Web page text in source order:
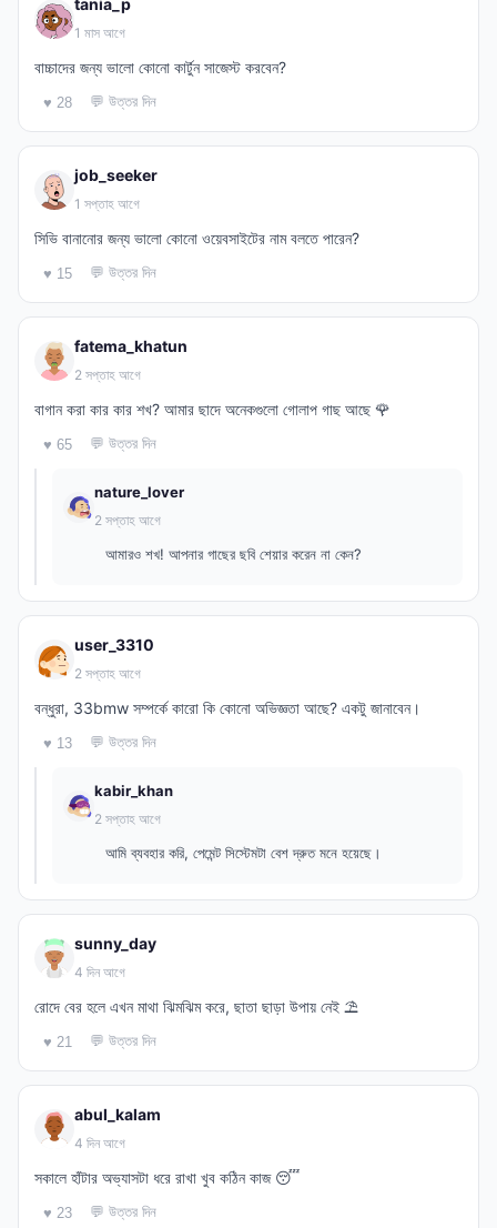
tania_p
1 মাস আগে
বাচ্চাদের জন্য ভালো কোনো কার্টুন সাজেস্ট করবেন?
♥ 28 💬 উত্তর দিন
job_seeker
1 সপ্তাহ আগে
সিভি বানানোর জন্য ভালো কোনো ওয়েবসাইটের নাম বলতে পারেন?
♥ 15 💬 উত্তর দিন
fatema_khatun
2 সপ্তাহ আগে
বাগান করা কার কার শখ? আমার ছাদে অনেকগুলো গোলাপ গাছ আছে 🌹
♥ 65 💬 উত্তর দিন
nature_lover
2 সপ্তাহ আগে
আমারও শখ! আপনার গাছের ছবি শেয়ার করেন না কেন?
user_3310
2 সপ্তাহ আগে
বন্ধুরা, 33bmw সম্পর্কে কারো কি কোনো অভিজ্ঞতা আছে? একটু জানাবেন।
♥ 13 💬 উত্তর দিন
kabir_khan
2 সপ্তাহ আগে
আমি ব্যবহার করি, পেমেন্ট সিস্টেমটা বেশ দ্রুত মনে হয়েছে।
sunny_day
4 দিন আগে
রোদে বের হলে এখন মাথা ঝিমঝিম করে, ছাতা ছাড়া উপায় নেই ⛱️
♥ 21 💬 উত্তর দিন
abul_kalam
4 দিন আগে
সকালে হাঁটার অভ্যাসটা ধরে রাখা খুব কঠিন কাজ 😴
♥ 23 💬 উত্তর দিন